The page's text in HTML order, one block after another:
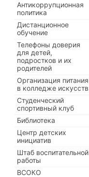
Антикоррупционная
политика
Дистанционное
обучение
Телефоны доверия
для детей,
подростков и их
родителей
Организация питания
в колледже искусств
Студенческий
спортивный клуб
Библиотека
Центр детских
инициатив
Штаб воспитательной
работы
ВСОКО